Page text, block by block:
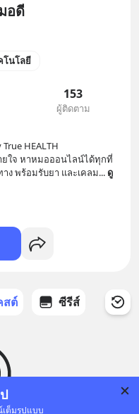
เต็มรูปแบบ
อดี
โนโลยี
153
ผู้ติดตาม
HEALTH
ใจ หาหมอออนไลน์ได้ทุกที่
ง พร้อมรับยา และเคลม... ดู
สต์ ซีรีส์